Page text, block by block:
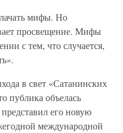
мифы. Но
просвещение. Мифы
с тем, что случается,
в свет «Сатанинских
публика объелась
его новую
международной